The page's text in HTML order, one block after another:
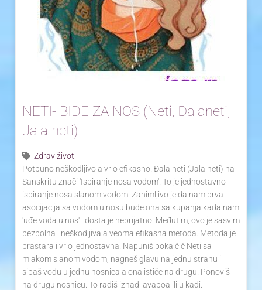
Yoga Travel
Blog
Joga
NETI- BIDE ZA NOS (Neti, Đalaneti,
Jala neti)
Zdrav život
Potpuno neškodljivo a vrlo efikasno! Đala neti (Jala neti) na
Sanskritu znači 'Ispiranje nosa vodom'. To je jednostavno
ispiranje nosa slanom vodom. Zanimljivo je da nam prva
asocijacija sa vodom u nosu bude ona sa kupanja kada nam
'uđe voda u nos' i dosta je neprijatno. Međutim, ovo je sasvim
bezbolna i neškodljiva a veoma efikasna metoda. Metoda je
prastara i vrlo jednostavna. Napuniš bokalčić Neti sa
mlakom slanom vodom, nagneš glavu na jednu stranu i
sipaš vodu u jednu nosnica a ona ističe na drugu. Ponoviš
na drugu nosnicu. To radiš iznad lavaboa ili u kadi.